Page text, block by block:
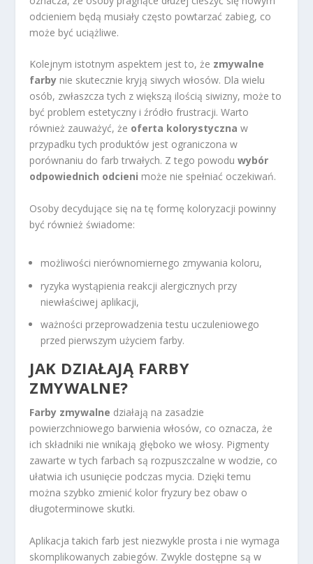
odcieniem będą musiały często powtarzać zabieg, co
może być uciążliwe.
Kolejnym istotnym aspektem jest to, że zmywalne
farby nie skutecznie kryją siwych włosów. Dla wielu
osób, zwłaszcza tych z większą ilością siwizny, może to
być problem estetyczny i źródło frustracji. Warto
również zauważyć, że oferta kolorystyczna w
przypadku tych produktów jest ograniczona w
porównaniu do farb trwałych. Z tego powoduwybór
odpowiednich odcieni może nie spełniać oczekiwań.
Osoby decydujące się na tę formę koloryzacji powinny
być również świadome:
możliwości nierównomiernego zmywania koloru,
ryzyka wystąpienia reakcji alergicznych przy
niewłaściwej aplikacji,
ważności przeprowadzenia testu uczuleniowego
przed pierwszym użyciem farby.
JAK DZIAŁAJĄ FARBY
ZMYWALNE?
Farby zmywalne działają na zasadzie
powierzchniowego barwienia włosów, co oznacza, że
ich składniki nie wnikają głęboko we włosy. Pigmenty
zawarte w tych farbach są rozpuszczalne w wodzie, co
ułatwia ich usunięcie podczas mycia. Dzięki temu
można szybko zmienić kolor fryzury bez obaw o
długoterminowe skutki.
Aplikacja takich farb jest niezwykle prosta i nie wymaga
skomplikowanych zabiegów. Zwykle dostępne są w